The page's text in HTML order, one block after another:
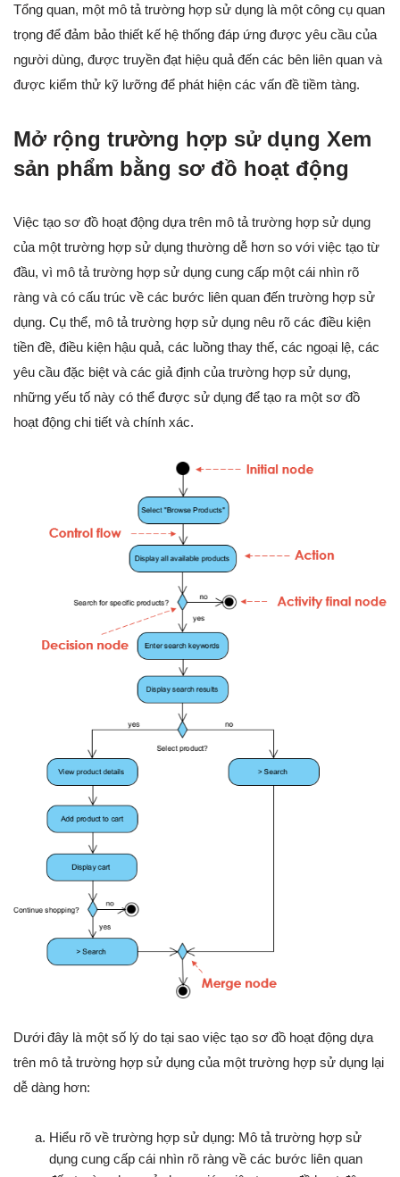
Tổng quan, một mô tả trường hợp sử dụng là một công cụ quan
trọng để đảm bảo thiết kế hệ thống đáp ứng được yêu cầu của
người dùng, được truyền đạt hiệu quả đến các bên liên quan và
được kiểm thử kỹ lưỡng để phát hiện các vấn đề tiềm tàng.
Mở rộng trường hợp sử dụng Xem
sản phẩm bằng sơ đồ hoạt động
Việc tạo sơ đồ hoạt động dựa trên mô tả trường hợp sử dụng
của một trường hợp sử dụng thường dễ hơn so với việc tạo từ
đầu, vì mô tả trường hợp sử dụng cung cấp một cái nhìn rõ
ràng và có cấu trúc về các bước liên quan đến trường hợp sử
dụng. Cụ thể, mô tả trường hợp sử dụng nêu rõ các điều kiện
tiền đề, điều kiện hậu quả, các luồng thay thế, các ngoại lệ, các
yêu cầu đặc biệt và các giả định của trường hợp sử dụng,
những yếu tố này có thể được sử dụng để tạo ra một sơ đồ
hoạt động chi tiết và chính xác.
Dưới đây là một số lý do tại sao việc tạo sơ đồ hoạt động dựa
trên mô tả trường hợp sử dụng của một trường hợp sử dụng lại
dễ dàng hơn:
Hiểu rõ về trường hợp sử dụng: Mô tả trường hợp sử
dụng cung cấp cái nhìn rõ ràng về các bước liên quan